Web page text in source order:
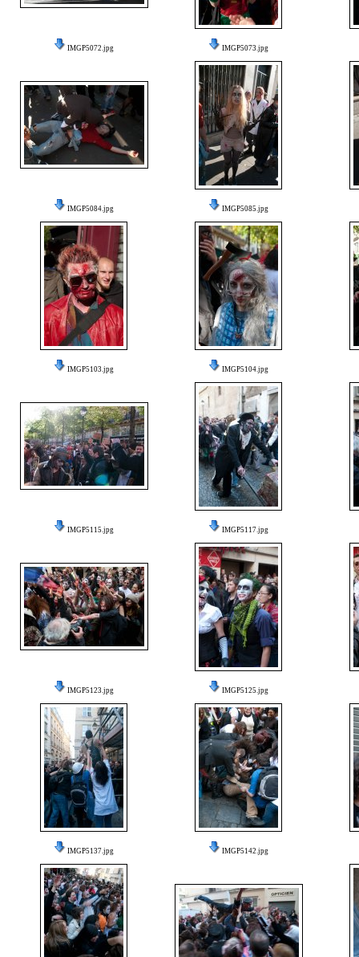
IMGP5072.jpg IMGP5073.jpg
IMGP5084.jpg IMGP5085.jpg
IMGP5103.jpg IMGP5104.jpg
IMGP5115.jpg IMGP5117.jpg
IMGP5123.jpg IMGP5125.jpg
IMGP5137.jpg IMGP5142.jpg